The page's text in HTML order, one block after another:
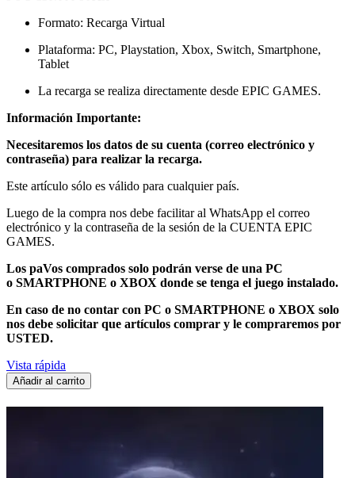
Formato: Recarga Virtual
Plataforma: PC, Playstation, Xbox, Switch, Smartphone,
Tablet
La recarga se realiza directamente desde EPIC GAMES.
Información Importante:
Necesitaremos los datos de su cuenta (correo electrónico y
contraseña) para realizar la recarga.
Este artículo sólo es válido para cualquier país.
Luego de la compra nos debe facilitar al WhatsApp el correo
electrónico y la contraseña de la sesión de la CUENTA EPIC
GAMES.
Los paVos comprados solo podrán verse de una PC
o SMARTPHONE o XBOX donde se tenga el juego instalado.
En caso de no contar con PC o SMARTPHONE o XBOX solo
nos debe solicitar que artículos comprar y le compraremos por
USTED.
Vista rápida
Añadir al carrito